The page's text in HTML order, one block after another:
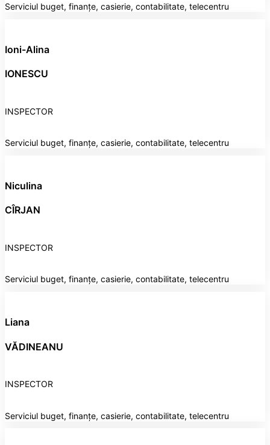
Serviciul buget, finanțe, casierie, contabilitate, telecentru
Ioni-Alina
IONESCU
INSPECTOR
Serviciul buget, finanțe, casierie, contabilitate, telecentru
Niculina
CÎRJAN
INSPECTOR
Serviciul buget, finanțe, casierie, contabilitate, telecentru
Liana
VĂDINEANU
INSPECTOR
Serviciul buget, finanțe, casierie, contabilitate, telecentru